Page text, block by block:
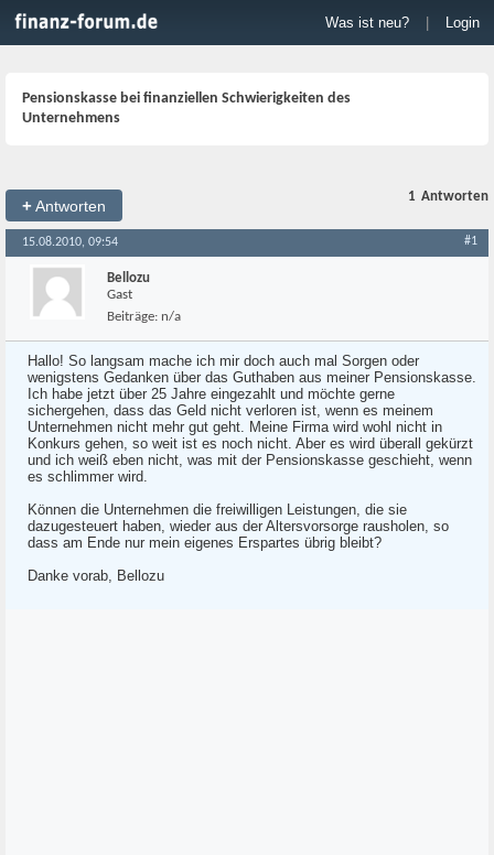
Was ist neu? Login
Pensionskasse bei finanziellen Schwierigkeiten des
Unternehmens
+Antworten
1 Antworten
15.08.2010, 09:54 #1
Bellozu
Gast
Beiträge: n/a
Hallo! So langsam mache ich mir doch auch mal Sorgen oder
wenigstens Gedanken über das Guthaben aus meiner Pensionskasse.
Ich habe jetzt über 25 Jahre eingezahlt und möchte gerne
sichergehen, dass das Geld nicht verloren ist, wenn es meinem
Unternehmen nicht mehr gut geht. Meine Firma wird wohl nicht in
Konkurs gehen, so weit ist es noch nicht. Aber es wird überall gekürzt
und ich weiß eben nicht, was mit der Pensionskasse geschieht, wenn
es schlimmer wird.
Können die Unternehmen die freiwilligen Leistungen, die sie
dazugesteuert haben, wieder aus der Altersvorsorge rausholen, so
dass am Ende nur mein eigenes Erspartes übrig bleibt?
Danke vorab, Bellozu